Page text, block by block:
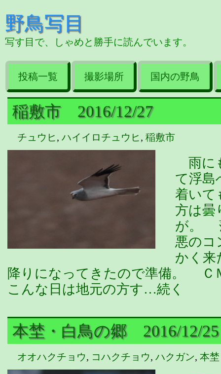
野鳥写目
写す目で、しゃめと勝手に読んでいます。
投稿一覧 撮影場所 国内の野鳥
稲敷市 2016/12/27
チュウヒ , ハイイロチュウヒ , 稲敷市
雨に
て浮島
着いて
方は曇
が。
悪のコ
かく来
降りになってきたので準備。 Ｃ
こんな日は地元の方す…続く
本埜・白鳥の郷 2016/12/
オオハクチョウ, コハクチョウ, ハクガン, 本